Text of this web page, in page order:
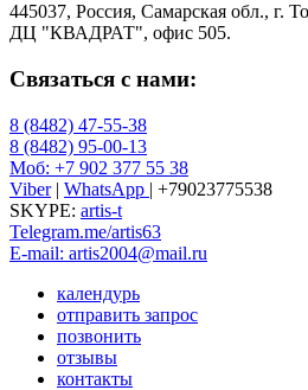
445037, Россия, Самарская обл., г.
ДЦ "КВАДРАТ", офис 505.
Связаться с нами:
8 (8482) 47-55-38
8 (8482) 95-00-13
Моб: +7 902 377 55 38
Viber| WhatsApp | +79023775538
SKYPE: artis-t
Telegram.me/artis63
E-mail: artis2004@mail.ru
календурь
отправить запрос
позвонить
отзывы
контакты